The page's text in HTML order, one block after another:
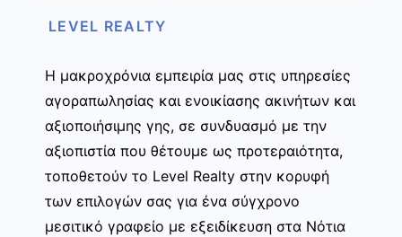
LEVEL REALTY
Η μακροχρόνια εμπειρία μας στις υπηρεσίες
αγοραπωλησίας και ενοικίασης ακινήτων και
αξιοποιήσιμης γης, σε συνδυασμό με την
αξιοπιστία που θέτουμε ως προτεραιότητα,
τοποθετούν το Level Realty στην κορυφή
των επιλογών σας για ένα σύγχρονο
μεσιτικό γραφείο με εξειδίκευση στα Νότια